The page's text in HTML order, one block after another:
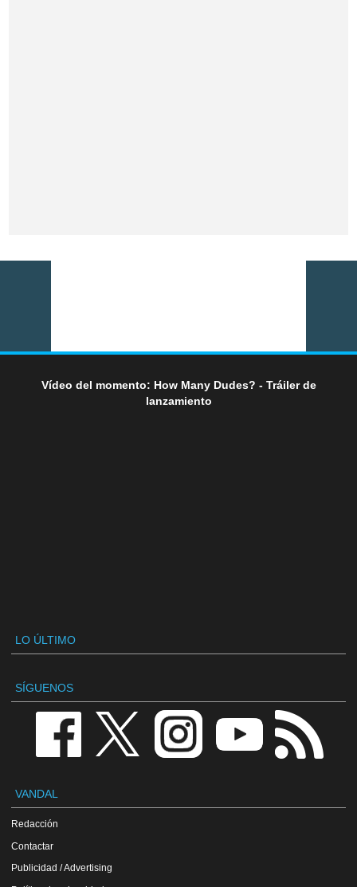
Vídeo del momento: How Many Dudes? - Tráiler de
lanzamiento
LO ÚLTIMO
SÍGUENOS
VANDAL
Redacción
Contactar
Publicidad / Advertising